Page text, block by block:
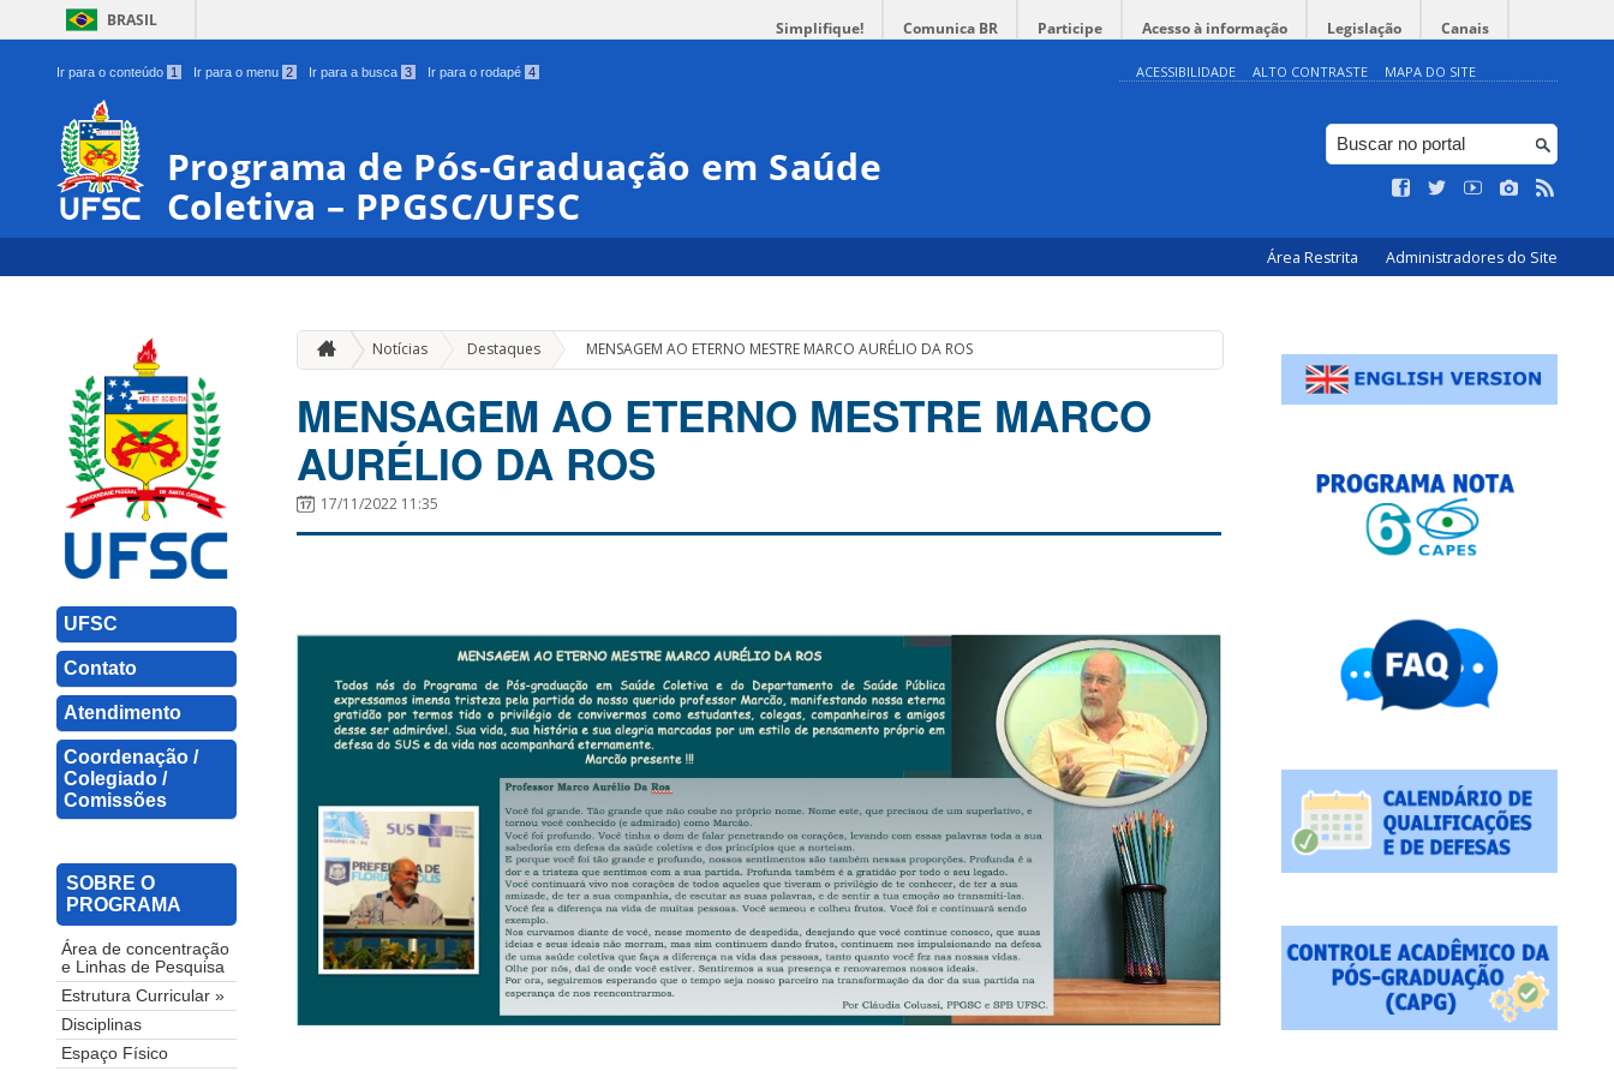
BRASIL Simplifique! Comunica BR Participe Acesso à informação Legislação Canais
Ir para o conteúdo 1 Ir para o menu 2 Ir para a busca 3 Ir para o rodapé 4 ACESSIBILIDADE ALTO CONTRASTE MAPA DO SITE
Programa de Pós-Graduação em Saúde
Coletiva – PPGSC/UFSC
Área Restrita Administradores do Site
UFSC
Contato
Atendimento
Coordenação /
Colegiado /
Comissões
SOBRE O
PROGRAMA
Área de concentração
e Linhas de Pesquisa
Estrutura Curricular »
Disciplinas
Espaço Físico
Notícias Destaques » MENSAGEM AO ETERNO MESTRE MARCO AURÉLIO DA ROS
MENSAGEM AO ETERNO MESTRE MARCO
AURÉLIO DA ROS
17/11/2022 11:35